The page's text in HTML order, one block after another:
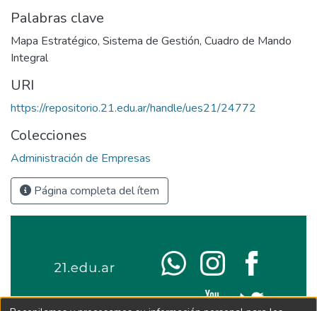
Palabras clave
Mapa Estratégico, Sistema de Gestión, Cuadro de Mando
Integral
URI
https://repositorio.21.edu.ar/handle/ues21/24772
Colecciones
Administración de Empresas
Página completa del ítem